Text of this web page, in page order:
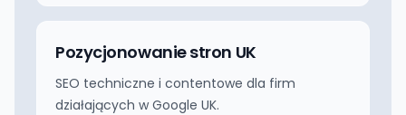
Pozycjonowanie stron UK
SEO techniczne i contentowe dla firm
działających w Google UK.